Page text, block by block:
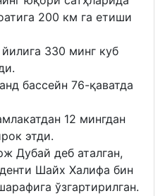
200 км га етиши
330 минг куб
бассейн 76-қаватда
12 мингдан
этди.
Дубай деб аталган,
Шайх Халифа бин
ўзгартирилган.